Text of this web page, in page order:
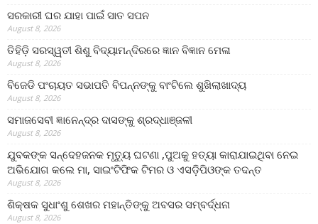
ସରକାରୀ ଘର ଯାହା ପାଇଁ ସାତ ସପନ
August 8, 2026
ତିହିଡି଼ ସରସ୍ୱତୀ ଶିଶୁ ବିଦ୍ୟାମନ୍ଦିରରେ ଜ୍ଞାନ ବିଜ୍ଞାନ ମେଳା
August 8, 2026
ବିଜେଡି ପଂଚାୟତ ସଭାପତି ବିପନ୍ନଙ୍କୁ ବାଂଟିଲେ ଶୁଖିଲାଖାଦ୍ୟ
August 8, 2026
ସମାଜସେବୀ ଜ୍ଞାନେନ୍ଦ୍ର ଦାସଙ୍କୁ ଶ୍ରଦ୍ଧାଞ୍ଜଳୀ
August 8, 2026
ଯୁବକଙ୍କ ସନ୍ଦେହଜନକ ମୃତ୍ୟୁ ଘଟଣା ,ପୁଅକୁ ହତ୍ୟା କାରାଯାଇଥିବା ନେଇ
ଅଭିଯୋଗ କଲେ ମା, ସାଇଂଟିଫିକ ଟିମର ଓ ଏସଡ଼ିପିଓଙ୍କ ତଦନ୍ତ
August 8, 2026
ଶିକ୍ଷକ ସୁଧାଂଶୁ ଶେଖର ମହାନ୍ତିଙ୍କୁ ଅବସର ସମ୍ବର୍ଦ୍ଧନା
August 8, 2026